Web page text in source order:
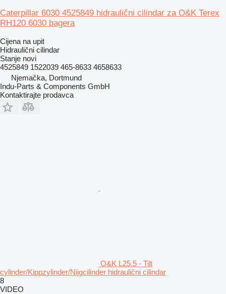
Caterpillar 6030 4525849 hidraulični cilindar za O&K Terex
RH120 6030 bagera
Cijena na upit
Hidraulični cilindar
Stanje novi
4525849 1522039 465-8633 4658633
Njemačka, Dortmund
Indu-Parts & Components GmbH
Kontaktirajte prodavca
O&K L25.5 - Tilt
cylinder/Kippzylinder/Nijgcilinder hidraulični cilindar
8
VIDEO